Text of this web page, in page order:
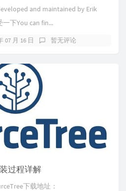
and maintained by Erik
下You can fin...
07 月 16 日 暂无评论
过程详解
下载地址：